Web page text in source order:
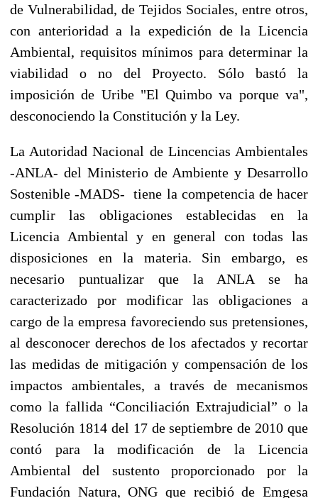
de Vulnerabilidad, de Tejidos Sociales, entre otros,
con anterioridad a la expedición de la Licencia
Ambiental, requisitos mínimos para determinar la
viabilidad o no del Proyecto. Sólo bastó la
imposición de Uribe "El Quimbo va porque va",
desconociendo la Constitución y la Ley.
La Autoridad Nacional de Lincencias Ambientales
-ANLA- del Ministerio de Ambiente y Desarrollo
Sostenible -MADS- tiene la competencia de hacer
cumplir las obligaciones establecidas en la
Licencia Ambiental y en general con todas las
disposiciones en la materia. Sin embargo, es
necesario puntualizar que la ANLA se ha
caracterizado por modificar las obligaciones a
cargo de la empresa favoreciendo sus pretensiones,
al desconocer derechos de los afectados y recortar
las medidas de mitigación y compensación de los
impactos ambientales, a través de mecanismos
como la fallida “Conciliación Extrajudicial” o la
Resolución 1814 del 17 de septiembre de 2010 que
contó para la modificación de la Licencia
Ambiental del sustento proporcionado por la
Fundación Natura, ONG que recibió de Emgesa